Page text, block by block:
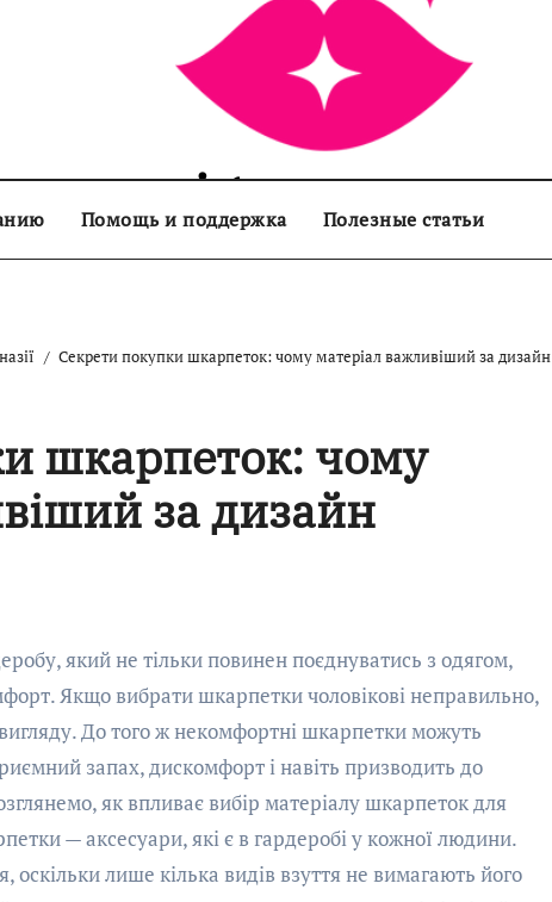
sisters.com.ua
Помощь и поддержка Полезные статьи
Секрети покупки шкарпеток: чому матеріал важливіший за дизайн
шкарпеток: чому
за дизайн
Якщо вибрати шкарпетки чоловікові неправильно,
До того ж некомфортні шкарпетки можуть
запах, дискомфорт і навіть призводить до
як впливає вибір матеріалу шкарпеток для
— аксесуари, які є в гардеробі у кожної людини.
оскільки лише кілька видів взуття не вимагають його